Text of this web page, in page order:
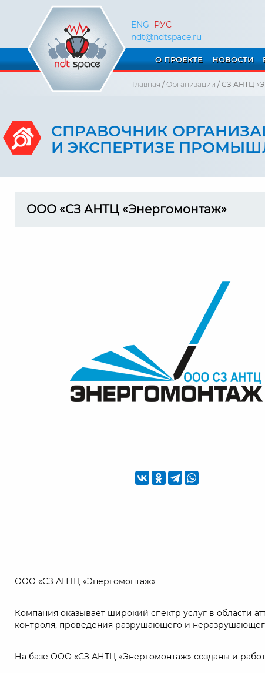
ENG РУС
ndt@ndtspace.ru
О ПРОЕКТЕ НОВОСТИ
Главная / Организации / СЗ АНТЦ
СПРАВОЧНИК
И ЭКСПЕРТИЗЕ
ООО «СЗ АНТЦ «Энергомонтаж»
ООО «СЗ АНТЦ «Энергомонтаж»
Компания оказывает широкий спектр услуг в области
контроля, проведения разрушающего и
На базе ООО «СЗ АНТЦ «Энергомонтаж» созданы и